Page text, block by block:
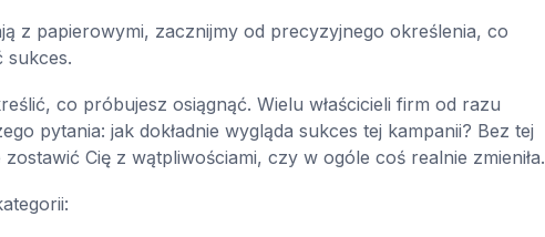
z papierowymi, zacznijmy od precyzyjnego określenia, co
sukces.
co próbujesz osiągnąć. Wielu właścicieli firm od razu
pytania: jak dokładnie wygląda sukces tej kampanii? Bez tej
Cię z wątpliwościami, czy w ogóle coś realnie zmieniła.